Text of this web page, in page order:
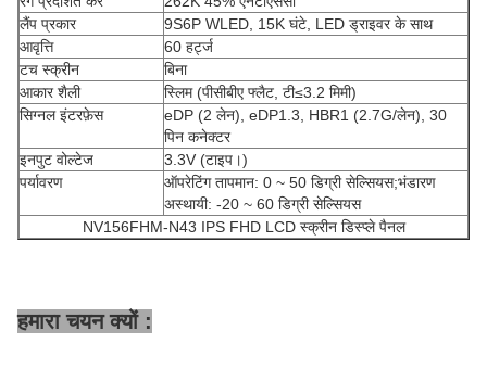
लैंप प्रकार
9S6P WLED, 15K घंटे, LED ड्राइवर के साथ
आवृत्ति
60 हर्ट्ज
टच स्क्रीन
बिना
आकार शैली
स्लिम (पीसीबीए फ्लैट, टी≤3.2 मिमी)
सिग्नल इंटरफ़ेस
eDP (2 लेन), eDP1.3, HBR1 (2.7G/लेन), 30
पिन कनेक्टर
इनपुट वोल्टेज
3.3V (टाइप।)
पर्यावरण
ऑपरेटिंग तापमान: 0 ~ 50 डिग्री सेल्सियस;भंडारण
अस्थायी: -20 ~ 60 डिग्री सेल्सियस
NV156FHM-N43 IPS FHD LCD स्क्रीन डिस्प्ले पैनल
हमारा चयन क्यों :